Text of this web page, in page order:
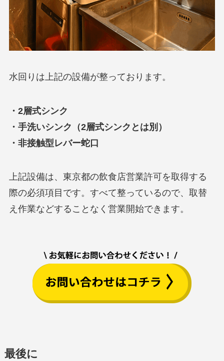
水回りは上記の設備が整っております。
・2層式シンク
・手洗いシンク（2層式シンクとは別）
・非接触型レバー蛇口
上記設備は、東京都の飲食店営業許可を取得する
際の必須項目です。すべて整っているので、取替
え作業などすることなく営業開始できます。
最後に